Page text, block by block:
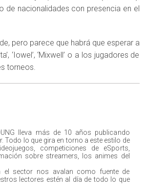
de nacionalidades con presencia en el
pero parece que habrá que esperar a
‘Iowel’, ‘Mixwell’ o a los jugadores de
torneos.
lleva más de 10 años publicando
lo que gira en torno a este estilo de
competiciones de eSports,
sobre streamers, los animes del
el sector nos avalan como fuente de
lectores estén al día de todo lo que